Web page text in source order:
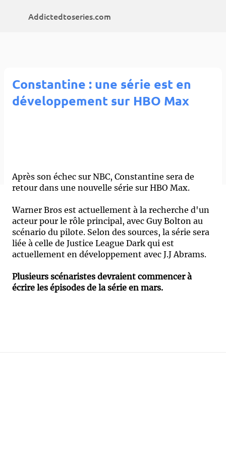
Accéder au contenu principal
Addictedtoseries.com
Constantine : une série est en
développement sur HBO Max
Après son échec sur NBC, Constantine sera de
retour dans une nouvelle série sur HBO Max.
Warner Bros est actuellement à la recherche d'un
acteur pour le rôle principal, avec Guy Bolton au
scénario du pilote. Selon des sources, la série sera
liée à celle de Justice League Dark qui est
actuellement en développement avec J.J Abrams.
Plusieurs scénaristes devraient commencer à
écrire les épisodes de la série en mars.